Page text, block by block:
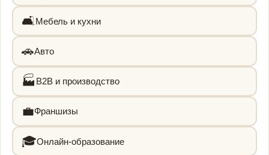
🛋️ Мебель и кухни
🚗Авто
🏭 B2B и производство
💼Франшизы
🎓Онлайн-образование